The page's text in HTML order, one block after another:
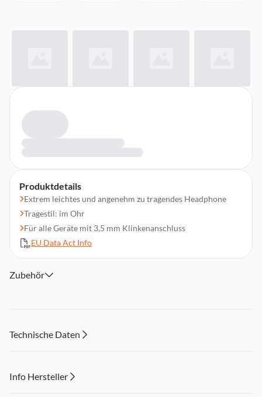
Produktdetails
Extrem leichtes und angenehm zu tragendes Headphone
Tragestil: im Ohr
Für alle Geräte mit 3,5 mm Klinkenanschluss
EU Data Act Info
Zubehör
Technische Daten
Info Hersteller